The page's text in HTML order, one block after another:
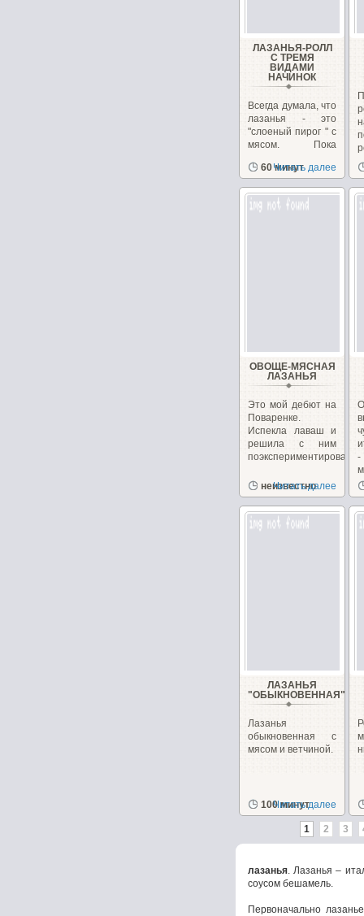
ЛАЗАНЬЯ-РОЛЛ
С ТРЕМЯ
ВИДАМИ
НАЧИНОК
Всегда думала, что
лазанья - это
"слоеный пирог " с
мясом. Пока
60 минут
Читать далее
ОВОЩЕ-МЯСНАЯ
ЛАЗАНЬЯ
Это мой дебют на
Поваренке.
Испекла лаваш и
решила с ним
неизвестно
Читать далее
-
ЛАЗАНЬЯ
"ОБЫКНОВЕННАЯ"
Лазанья
обыкновенная с
мясом и ветчиной.
100 минут
Читать далее
1 2 3
лазанья. Лазанья –
соусом бешамель.
Первоначально